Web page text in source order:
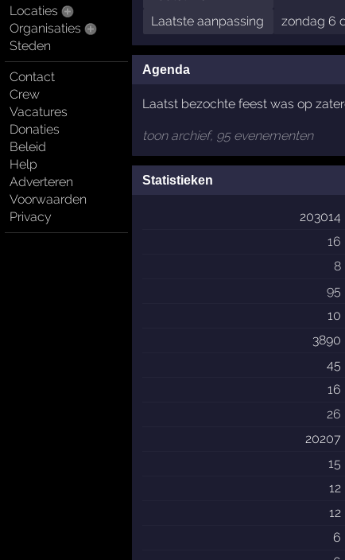
Locaties
Organisaties
Steden
Contact
Crew
Vacatures
Donaties
Beleid
Help
Adverteren
Voorwaarden
Privacy
Laatste aanpassing zondag 6
Agenda
Laatst bezochte feest was op
toon archief, 95 evenementen
Statistieken
203014
16
8
95
10
3890
45
16
26
20207
15
12
12
6